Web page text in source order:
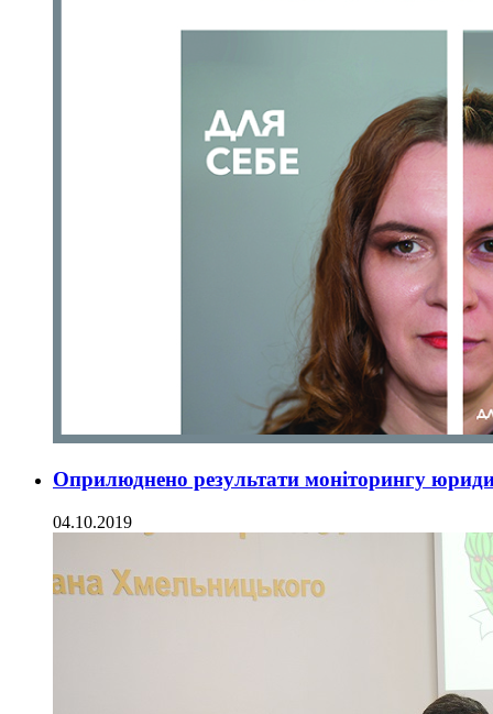
Оприлюднено результати моніторингу
04.10.2019